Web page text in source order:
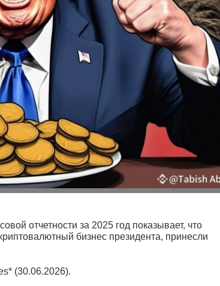
отчетности за 2025 год показывает, что
бизнес президента, принесли
(30.06.2026).